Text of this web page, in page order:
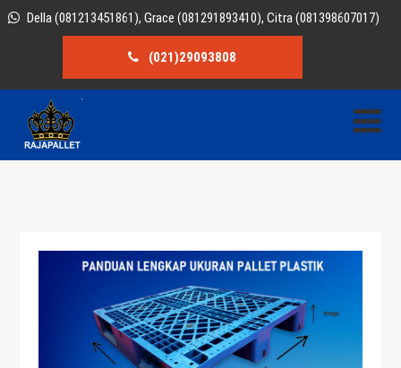
Della (081213451861), Grace (081291893410), Citra (081398607017)
(021)29093808